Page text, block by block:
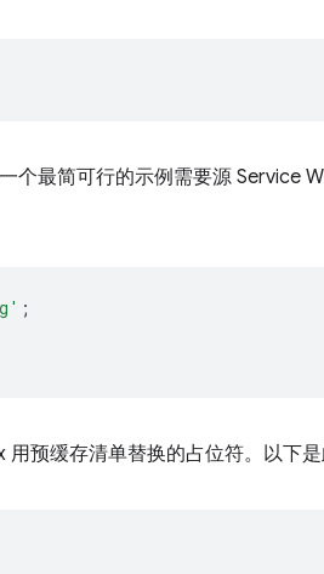
个最简可行的示例需要源 Service
;
预缓存清单替换的占位符。以下是